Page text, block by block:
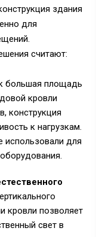
здания
для
считают:
большая площадь
кровли
конструкция
к нагрузкам.
для
кровли позволяет
свет в